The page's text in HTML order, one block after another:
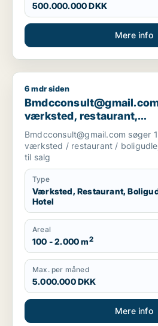
500.000.000 DKK
Mere info
Bmdcconsult@gmail.com
6 mdr siden
værksted, restaurant,
boligudlejningsejendom
i Storkøbenhavn
Bmdcconsult@gmail.com søger
værksted / restaurant /
til salg
Type
Værksted, Restaurant,
Hotel
Areal
100 - 2.000 m2
Max. per måned
5.000.000 DKK
Mere info